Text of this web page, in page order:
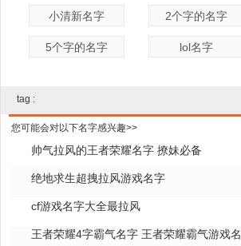
小清新名字 2个字的名字
5个字的名字 lol名字
tag :
您可能会对以下名字感兴趣>>
帅气拉风的王者荣耀名字 撩妹必备
绝地求生超拽拉风游戏名字
cf游戏名字大全最拉风
王者荣耀4字霸气名字 王者荣耀霸气游戏名